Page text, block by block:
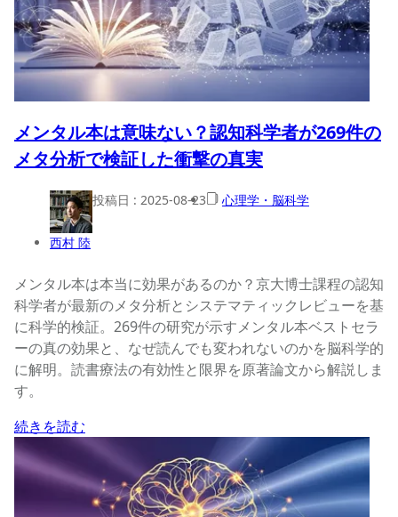
メンタル本は意味ない？認知科学者が269件の
メタ分析で検証した衝撃の真実
西村 陸
投稿日 : 2025-08-23 心理学・脳科学
メンタル本は本当に効果があるのか？京大博士課程の認知
科学者が最新のメタ分析とシステマティックレビューを基
に科学的検証。269件の研究が示すメンタル本ベストセラ
ーの真の効果と、なぜ読んでも変われないのかを脳科学的
に解明。読書療法の有効性と限界を原著論文から解説しま
す。
続きを読む